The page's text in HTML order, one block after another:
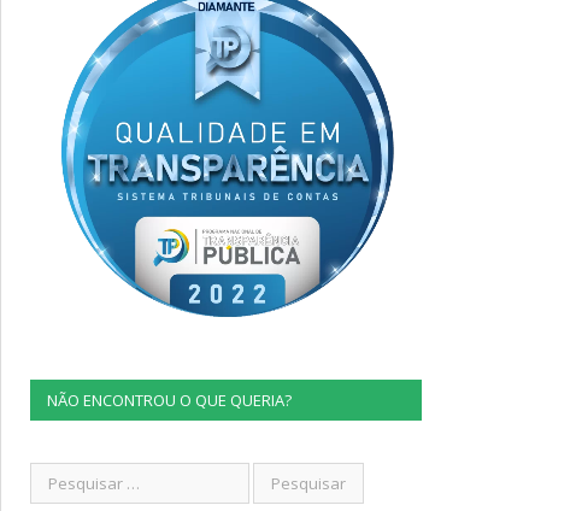
NÃO ENCONTROU O QUE QUERIA?